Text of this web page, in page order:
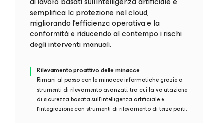
semplifica la protezione nel cloud,
migliorando l'efficienza operativa e la
conformità e riducendo al contempo i rischi
degli interventi manuali.
Rilevamento proattivo delle minacce
Rimani al passo con le minacce informatiche grazie a
strumenti di rilevamento avanzati, tra cui la valutazione
di sicurezza basata sull'intelligenza artificiale e
l'integrazione con strumenti di rilevamento di terze parti.